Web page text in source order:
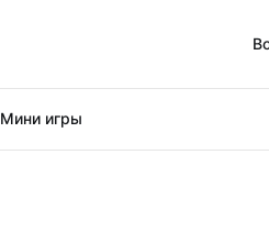
Мини игры